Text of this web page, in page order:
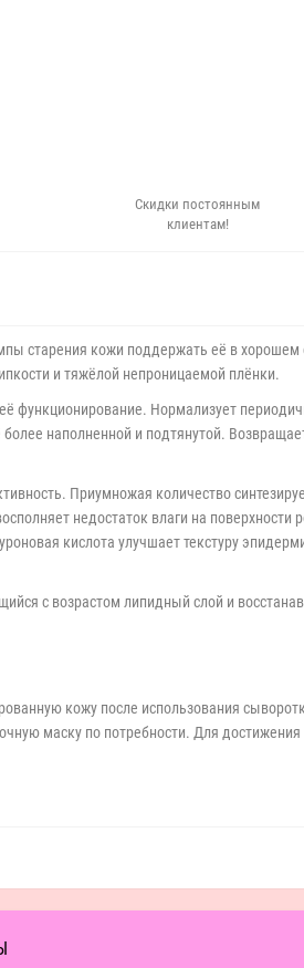
Скидки постоянным
клиентам!
старения кожи поддержать её в хорошем
и тяжёлой непроницаемой плёнки.
функционирование. Нормализует
наполненной и подтянутой.
Приумножая количество
недостаток влаги на поверхности
кислота улучшает текстуру
с возрастом липидный слой и
кожу после использования
маску по потребности. Для достижения